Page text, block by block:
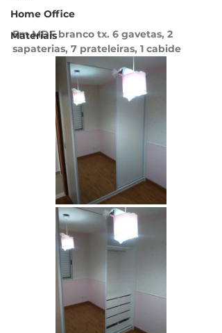
Home Office
Materiais
Em MDF branco tx. 6 gavetas, 2
sapaterias, 7 prateleiras, 1 cabide